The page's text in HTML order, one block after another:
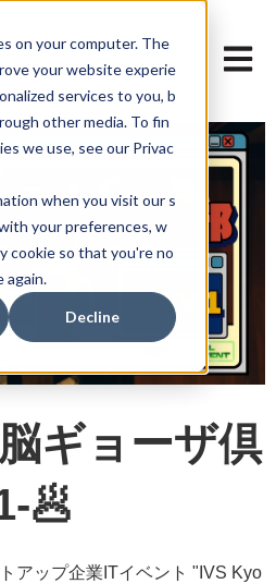
on your computer. The
your website experie
services to you, b
other media. To fin
we use, see our Privac
when you visit our s
your preferences, w
cookie so that you're no
again.
Decline
メイ
ギョーザ倶
🥟
アップ企業ITイベント "IVS Kyo